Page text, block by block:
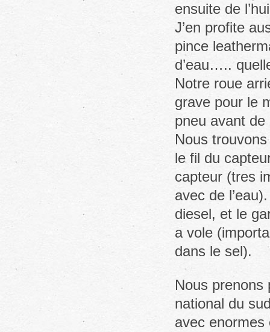
ensuite de
J’en profite
pince
d’eau…..
Notre roue
grave pour le
pneu avant
Nous
le fil du
capteur (tres
avec de
diesel, et le
a vole
dans le sel).
Nous prenons
national du
avec enormes